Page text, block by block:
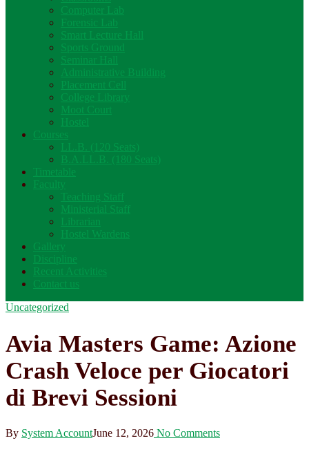
Computer Lab
Forensic Lab
Smart Lecture Hall
Sports Ground
Seminar Hall
Administrative Building
Placement Cell
College Library
Moot Court
Hostel
Courses
LL.B. (120 Seats)
B.A.LL.B. (180 Seats)
Timetable
Faculty
Teaching Staff
Ministerial Staff
Librarian
Hostel Wardens
Gallery
Discipline
Recent Activities
Contact us
Uncategorized
Avia Masters Game: Azione
Crash Veloce per Giocatori
di Brevi Sessioni
By System AccountJune 12, 2026 No Comments